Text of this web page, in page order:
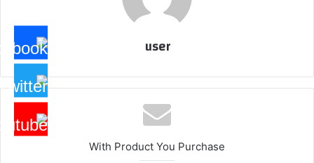
user
With Product You Purchase